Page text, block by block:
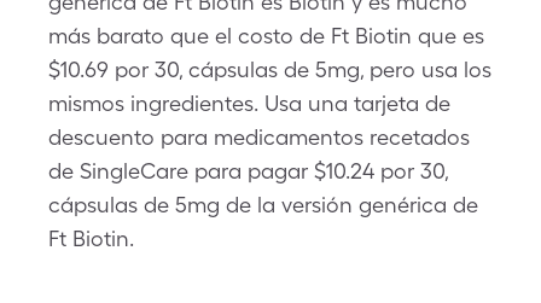
más barato que el costo de Ft Biotin que es
$10.69 por 30, cápsulas de 5mg, pero usa los
mismos ingredientes. Usa una tarjeta de
descuento para medicamentos recetados
de SingleCare para pagar $10.24 por 30,
cápsulas de 5mg de la versión genérica de
Ft Biotin.